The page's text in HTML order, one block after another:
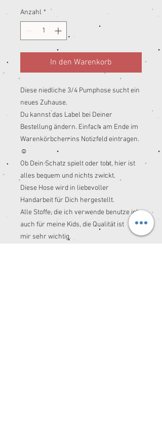
Anzahl *
In den Warenkorb
Diese niedliche 3/4 Pumphose sucht ein
neues Zuhause.
Du kannst das Label bei Deiner
Bestellung ändern. Einfach am Ende im
Warenkörbchen ins Notizfeld eintragen.
☺️
Ob Dein Schatz spielt oder tobt, hier ist
alles bequem und nichts zwickt.
Diese Hose wird in liebevoller
Handarbeit für Dich hergestellt.
Alle Stoffe, die ich verwende benutze ich
auch für meine Kids, die Qualität ist
mir sehr wichtig.